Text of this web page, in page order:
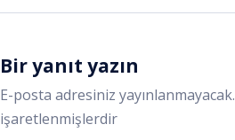
Bir yanıt yazın
E-posta adresiniz yayınlanmayacak.
işaretlenmişlerdir